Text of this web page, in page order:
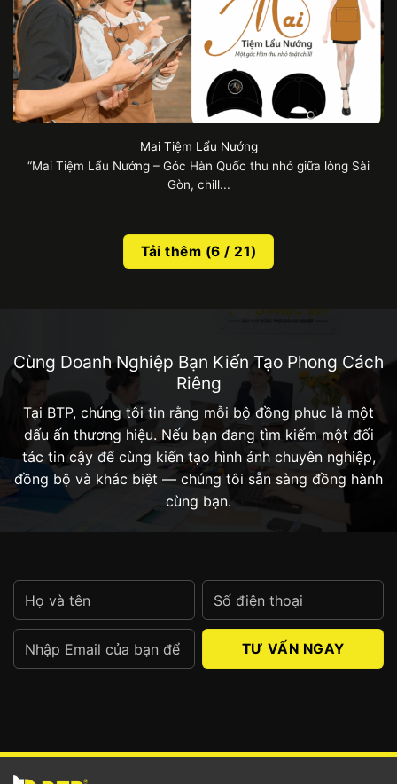
Mai Tiệm Lẩu Nướng
“Mai Tiệm Lẩu Nướng – Góc Hàn Quốc thu nhỏ giữa lòng Sài
Gòn, chill...
Tải thêm (6 / 21)
Cùng Doanh Nghiệp Bạn Kiến Tạo Phong Cách
Riêng
Tại BTP, chúng tôi tin rằng mỗi bộ đồng phục là một
dấu ấn thương hiệu. Nếu bạn đang tìm kiếm một đối
tác tin cậy để cùng kiến tạo hình ảnh chuyên nghiệp,
đồng bộ và khác biệt — chúng tôi sẵn sàng đồng hành
cùng bạn.